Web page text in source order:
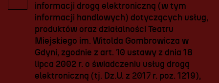
informacji drogą elektroniczną (w tym
informacji handlowych) dotyczących usług,
produktów oraz działalności Teatru
Miejskiego im. Witolda Gombrowicza w
Gdyni, zgodnie z art. 10 ustawy z dnia 18
lipca 2002 r. o świadczeniu usług drogą
elektroniczną (tj. Dz.U. z 2017 r. poz. 1219),